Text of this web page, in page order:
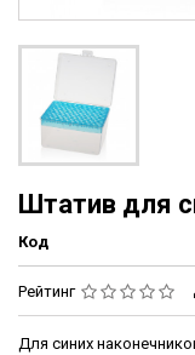
Штатив для
Код
Рейтинг
Для синих